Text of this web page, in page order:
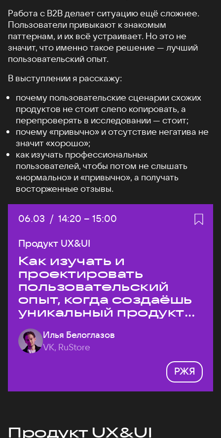
Работа с B2B делает ситуацию ещё сложнее.
Пользователи привыкают к знакомым
паттернам, и их всё устраивает. Но это не
значит, что именно такое решение — лучший
пользовательский опыт.
В выступлении я расскажу:
почему пользовательские сценарии схожих
продуктов не стоит слепо копировать, а
перепроверять в исследовании — стоит;
почему «привычно» и отсутствие негатива не
значит «хорошо»;
как изучать профессиональных
пользователей, чтобы потом не слышать
«нормально» и «привычно», а получать
восторженные отзывы.
Дата:
06.03 / Начало:
14:20 – Конец:
15:00
Продукт UX&UI
Как изучать и
проектировать
пользовательский
опыт, когда создаёшь
уникальный продукт
на рынке?
Илья Белоглазов
VK, RuStore
РЖЯ
Продукт UX&UI